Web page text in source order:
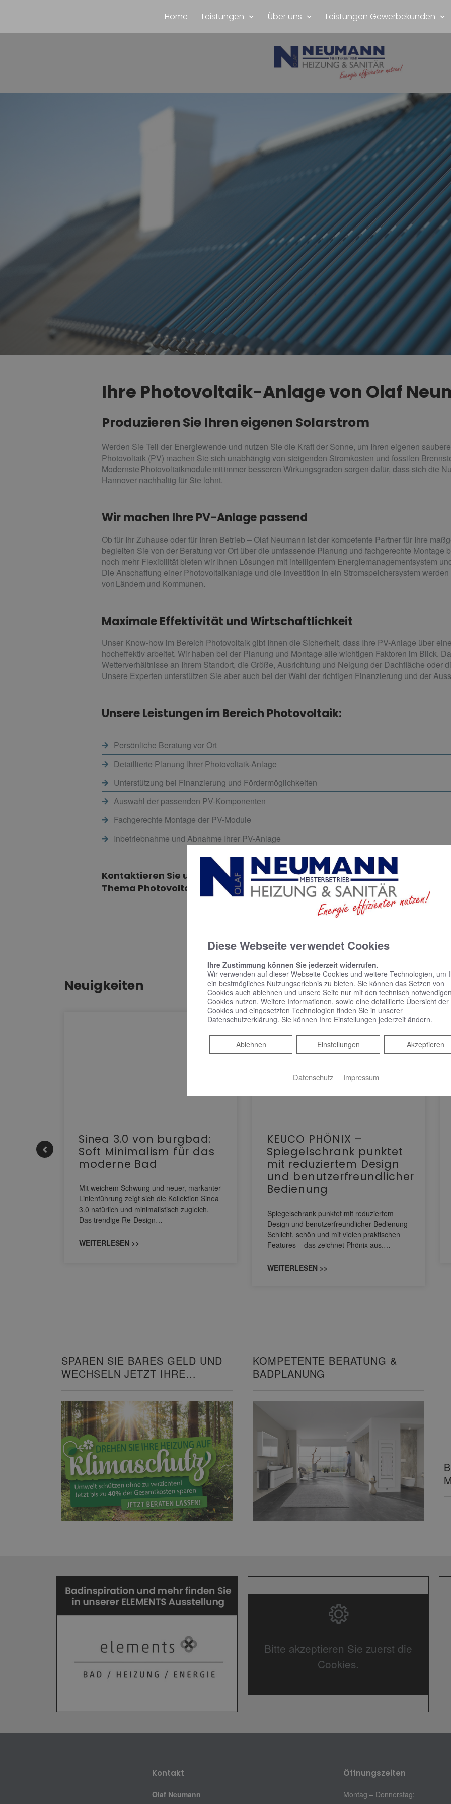
Home Leistungen Über uns Leistungen Gewerbekunden
Ihre Photovoltaik-Anlage von Olaf
Produzieren Sie Ihren eigenen Solarstrom
Werden Sie Teil der Energiewende und nutzen Sie die Kraft der Sonne, um Ihren eigenen
Photovoltaik (PV) machen Sie sich unabhängig von steigenden Stromkosten und fossilen
Modernste Photovoltaikmodule mit immer besseren Wirkungsgraden sorgen dafür, dass sich die
Hannover nachhaltig für Sie lohnt.
Wir machen Ihre PV-Anlage passend
Ob für Ihr Zuhause oder für Ihren Betrieb – Olaf Neumann ist der kompetente Partner für Ihre
begleiten Sie von der Beratung vor Ort über die umfassende Planung und fachgerechte Montage
noch mehr Flexibilität bieten wir Ihnen Lösungen mit intelligentem Energiemanagementsystem
Die Anschaffung einer Photovoltaikanlage und die Investition in ein Stromspeichersystem
von Ländern und Kommunen.
Maximale Effektivität und Wirtschaftlichkeit
Unser Know-how im Bereich Photovoltaik gibt Ihnen die Sicherheit, dass Ihre PV-Anlage über
hocheffektiv arbeitet. Wir haben bei der Planung und Montage alle wichtigen Faktoren im Blick.
Wetterverhältnisse an Ihrem Standort, die Größe, Ausrichtung und Neigung der Dachfläche oder
Unsere Experten unterstützen Sie aber auch bei der Wahl der richtigen Finanzierung und der
Unsere Leistungen im Bereich Photovoltaik:
Persönliche Beratung vor Ort
Detaillierte Planung Ihrer Photovoltaik-Anlage
Unterstützung bei Finanzierung und Fördermöglichkeiten
Auswahl der passenden PV-Komponenten
Fachgerechte Montage der PV-Module
Inbetriebnahme und Abnahme Ihrer PV-Anlage
Kontaktieren Sie uns. Wir freuen uns darauf, Sie ganz persönlich und
Thema Photovoltaik zu beraten.
Neuigkeiten
Sinea 3.0 von burgbad:
Soft Minimalism für das
moderne Bad
Mit weichem Schwung und neuer, markanter
Linienführung zeigt sich die Kollektion Sinea
3.0 natürlich und minimalistisch zugleich.
Das trendige Re-Design…
WEITERLESEN >>
KEUCO PHÖNIX –
Spiegelschrank punktet
mit reduziertem Design
und benutzerfreundlicher
Bedienung
Spiegelschrank punktet mit reduziertem
Design und benutzerfreundlicher Bedienung
Schlicht, schön und mit vielen praktischen
Features – das zeichnet Phönix aus.…
WEITERLESEN >>
SPAREN SIE BARES GELD UND
WECHSELN JETZT IHRE
KOMPETENTE BERATUNG &
BADPLANUNG
Bitte akzeptieren Sie zuerst die
Cookies.
Kontakt
Olaf Neumann
Öffnungszeiten
Montag – Donnerstag:
Diese Webseite verwendet Cookies
Ihre Zustimmung können Sie jederzeit widerrufen.
Wir verwenden auf dieser Webseite Cookies und weitere Technologien, um
ein bestmögliches Nutzungserlebnis zu bieten. Sie können das Setzen von
Cookies auch ablehnen und unsere Seite nur mit den technisch notwendigen
Cookies nutzen. Weitere Informationen, sowie eine detaillierte Übersicht der
Cookies und eingesetzten Technologien finden Sie in unserer
Datenschutzerklärung. Sie können Ihre Einstellungen jederzeit ändern.
Akzeptieren
Einstellungen
Ablehnen
Ablehnen
Datenschutz Impressum